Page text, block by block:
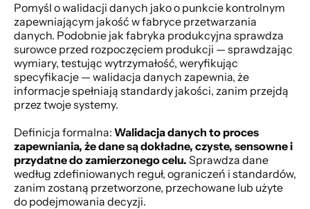
Pomyśl o walidacji danych jako o punkcie kontrolnym
zapewniającym jakość w fabryce przetwarzania
danych. Podobnie jak fabryka produkcyjna sprawdza
surowce przed rozpoczęciem produkcji — sprawdzając
wymiary, testując wytrzymałość, weryfikując
specyfikacje — walidacja danych zapewnia, że
informacje spełniają standardy jakości, zanim przejdą
przez twoje systemy.
Definicja formalna: Walidacja danych to proces
zapewniania, że dane są dokładne, czyste, sensowne i
przydatne do zamierzonego celu. Sprawdza dane
według zdefiniowanych reguł, ograniczeń i standardów,
zanim zostaną przetworzone, przechowane lub użyte
do podejmowania decyzji.